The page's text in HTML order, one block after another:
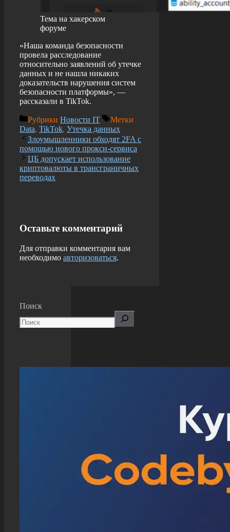
Тема на хакерском
форуме
«Наша команда безопасности
провела расследование
относительно заявлений об утечке
данных и не нашла никаких
доказательств нарушения систем
безопасности платформы», —
рассказали в TikTok.
Рубрики Новости IT
Метки
Data, TikTok, Утечка данных
Злоумышленники обходят 2FA с
помощью нового прокси-сервиса
ЦБ допускает использование
криптовалюты в трансграничных
переводах
Оставьте комментарий
Для отправки комментария вам
необходимо авторизоваться.
Поиск